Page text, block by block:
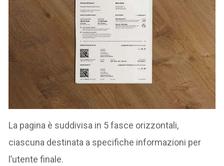
La pagina è suddivisa in 5 fasce orizzontali,
ciascuna destinata a specifiche informazioni per
l’utente finale.